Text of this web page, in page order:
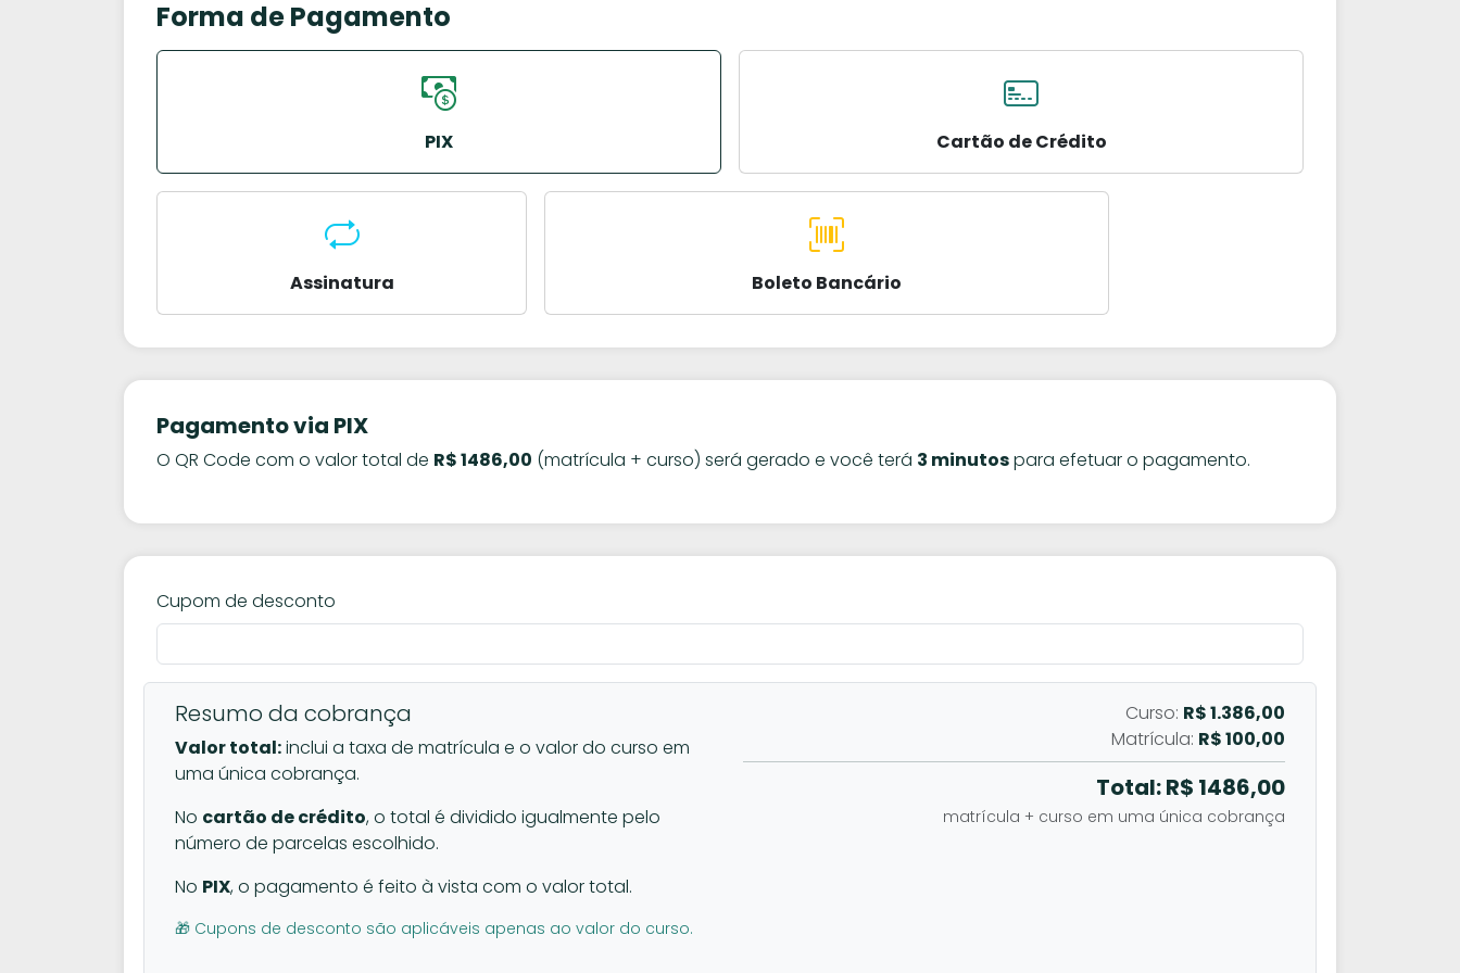
Forma de Pagamento
PIX Cartão de Crédito
Assinatura Boleto Bancário
Pagamento via PIX
O QR Code com o valor total de R$ 1486,00 (matrícula + curso) será gerado e você terá 3 minutospara efetuar o pagamento.
Cupom de desconto
Resumo da cobrança
Valor total:inclui a taxa de matrícula e o valor do curso em
uma única cobrança.
No cartão de crédito, o total é dividido igualmente pelo
número de parcelas escolhido.
No PIX, o pagamento é feito à vista com o valor total.
🎁 Cupons de desconto são aplicáveis apenas ao valor do curso.
Curso: R$ 1.386,00
Matrícula: R$ 100,00
Total: R$ 1486,00
matrícula + curso em uma única cobrança